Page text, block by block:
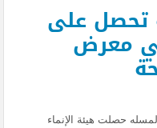
تحصل على
معرض
حصلت هيئة الإنماء